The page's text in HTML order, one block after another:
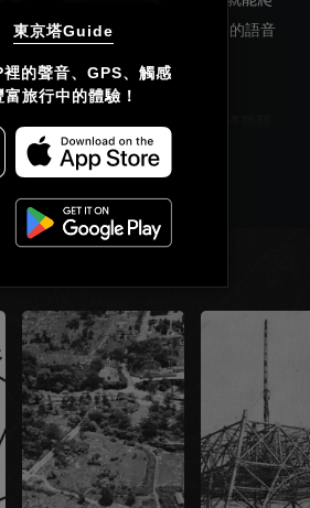
東京塔Guide
裡的聲音、GPS、觸感
富旅行中的體驗！
，到了東京塔一定要一邊聽我們的語音
望台”的話，也可以一邊觀景一邊聽我
述的是關於東京塔建成時的一些故事。
简体中文
Français